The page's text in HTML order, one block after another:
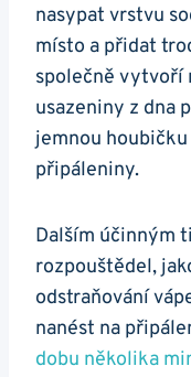
nasypat vrstvu
místo a přidat
společně ‌vytvoří
usazeniny z⁤ dna
jemnou
připáleniny.
Dalším účinným
rozpouštědel,
⁢odstraňování​
nanést na
dobu několika​